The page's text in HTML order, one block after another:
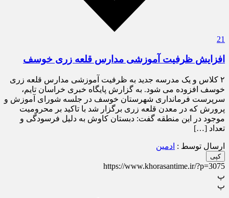
21
افزایش ظرفیت آموزشی مدارس قلعه زری خوسف
۲ کلاس و یک مدرسه جدید به ظرفیت آموزشی مدارس قلعه زری
خوسف افزوده می شود. به گزارش پایگاه خبری خراسان تایم،
سرپرست فرمانداری شهرستان خوسف در جلسه شورای آموزش و
پرورش که در معدن قلعه زری برگزار شد با تاکید بر محرومیت
موجود در این منطقه گفت: دبستان کاوش به دلیل فرسودگی و
تعداد […]
ارسال توسط : ادمین
کپی
https://www.khorasantime.ir/?p=3075
پ
پ